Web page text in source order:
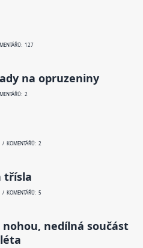
127
na opruzeniny
2
/ KOMENTÁŘŮ: 2
třísla
/ KOMENTÁŘŮ: 5
nohou, nedílná součást